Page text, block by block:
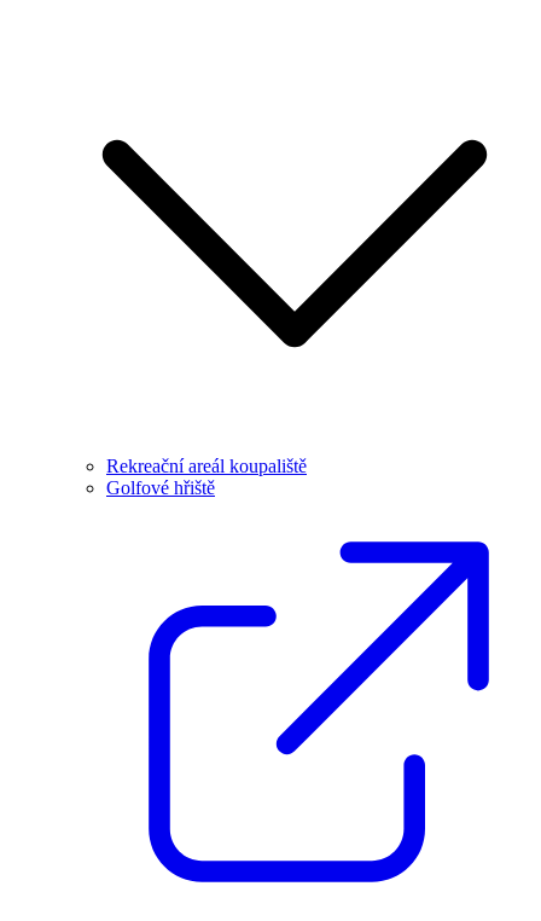
Rekreační areál koupaliště
Golfové hřiště